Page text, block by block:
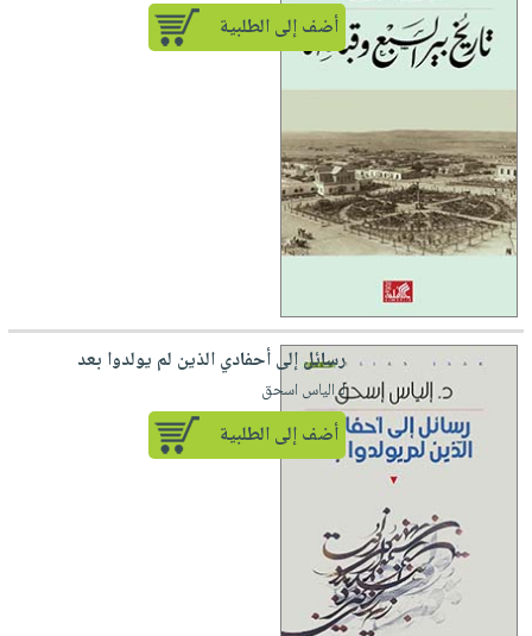
أضف إلى الطلبية
رسائل إلى أحفادي الذين لم يولدوا بعد
لـ الياس اسحق
أضف إلى الطلبية